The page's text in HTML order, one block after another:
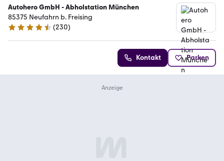
Autohero GmbH - Abholstation München
85375 Neufahrn b. Freising
4.4 Sterne
(230)
Kontakt Parken